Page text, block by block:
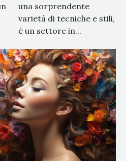
una sorprendente
varietà di tecniche e stili,
è un settore in...